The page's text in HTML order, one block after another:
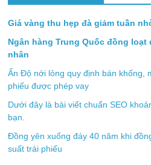
Giá vàng thu hẹp đà giảm tuần
Ngân hàng Trung Quốc đồng
nhân
Ấn Độ nới lỏng quy định bán khống,
phiếu được phép vay
Dưới đây là bài viết chuẩn SEO
bạn.
Đồng yên xuống đáy 40 năm khi
suất trái phiếu